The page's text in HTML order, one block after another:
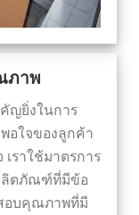
ภาพ
ญยิ่งในการ
อใจของลูกค้า
ราใช้มาตรการ
ลิตภัณฑ์ที่มีข้อ
อบคุณภาพที่มี